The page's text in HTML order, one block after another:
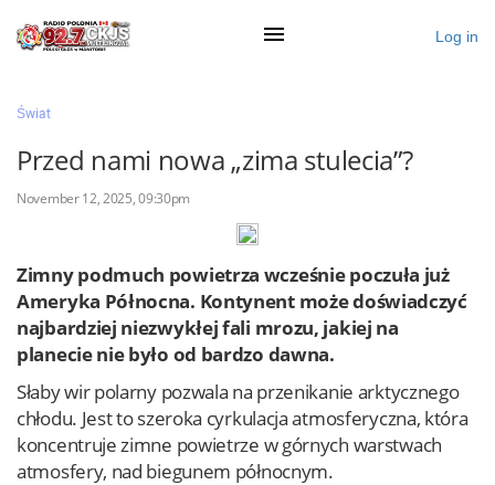
Ogłoś się
Zaloguj przez Clascal
Log in
Świat
Przed nami nowa „zima stulecia”?
November 12, 2025, 09:30pm
Zimny podmuch powietrza wcześnie poczuła już
Ameryka Północna. Kontynent może doświadczyć
najbardziej niezwykłej fali mrozu, jakiej na
planecie nie było od bardzo dawna.
Słaby wir polarny pozwala na przenikanie arktycznego
chłodu. Jest to szeroka cyrkulacja atmosferyczna, która
koncentruje zimne powietrze w górnych warstwach
atmosfery, nad biegunem północnym.